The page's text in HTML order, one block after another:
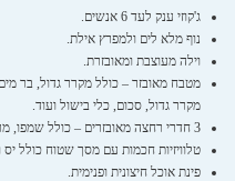
ג'קוזי ענק לעד 6 אנשים.
נוף מלא לים ולמפרץ אילת.
וילה מעוצבת ומאובזרת.
מקרר גדול, סכום, כלי בישול ועוד.
3 חדרי רחצה מאובזרים – כולל שמפו, מרכך, סבון גוף, מייבש שיער, ועוד.
טלוויזיות חכמות עם מסך שטוח כולל יס
פינת אוכל חיצונית ופנימית.